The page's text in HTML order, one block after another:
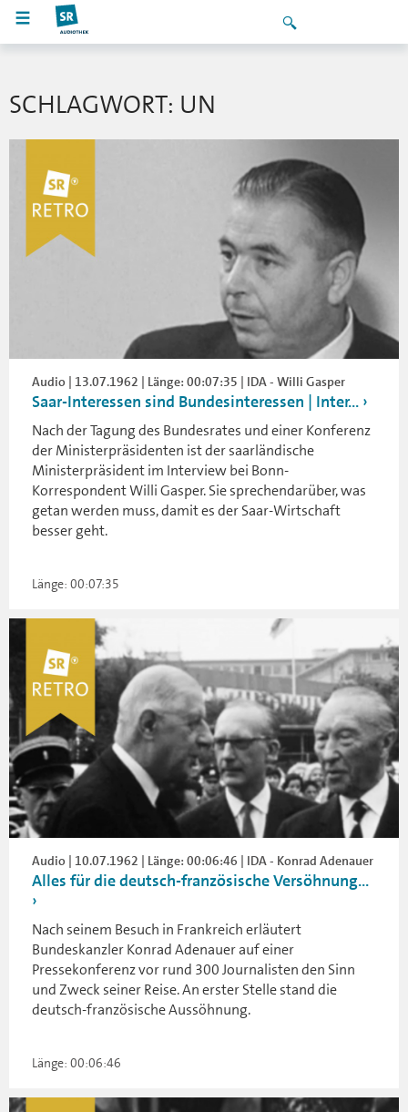
SCHLAGWORT: UN
Audio | 13.07.1962 | Länge: 00:07:35 | IDA - Willi Gasper
Saar-Interessen sind Bundesinteressen | Inter...
Nach der Tagung des Bundesrates und einer Konferenz
der Ministerpräsidenten ist der saarländische
Ministerpräsident im Interview bei Bonn-
Korrespondent Willi Gasper. Sie sprechendarüber, was
getan werden muss, damit es der Saar-Wirtschaft
besser geht.
Länge: 00:07:35
Audio | 10.07.1962 | Länge: 00:06:46 | IDA - Konrad Adenauer
Alles für die deutsch-französische Versöhnung...
Nach seinem Besuch in Frankreich erläutert
Bundeskanzler Konrad Adenauer auf einer
Pressekonferenz vor rund 300 Journalisten den Sinn
und Zweck seiner Reise. An erster Stelle stand die
deutsch-französische Aussöhnung.
Länge: 00:06:46